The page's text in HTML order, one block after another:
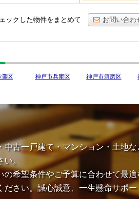
ックした物件をまとめて お問い合わ
灘区 神戸市兵庫区 神戸市須磨区
古一戸建て・マンション・土地
。
希望条件やご予算に合わせて最
さい。誠心誠意、一生懸命サポー